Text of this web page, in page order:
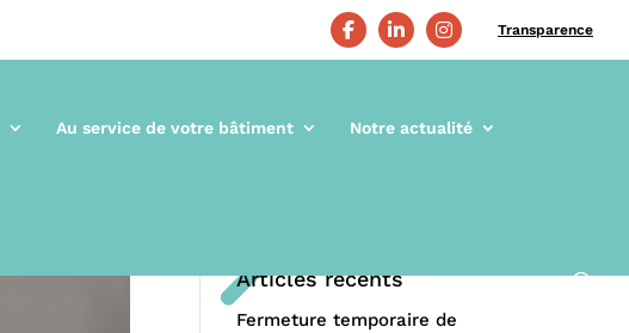
Transparence
Au service de votre bâtiment Notre actualité
Articles récents
Fermeture temporaire de